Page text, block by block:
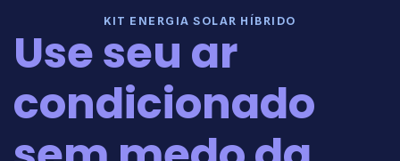
KIT ENERGIA SOLAR HÍBRIDO
Use seu ar
condicionado